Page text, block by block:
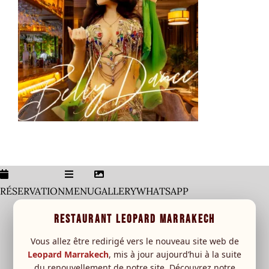
Home
Galerie
Menu
Carte Boisson
Special event
RESERVATION
RÉSERVATIONMENUGALLERYWHATSAPP
RESTAURANT LEOPARD MARRAKECH
Vous allez être redirigé vers le nouveau site web de
Leopard Marrakech, mis à jour aujourd’hui à la suite